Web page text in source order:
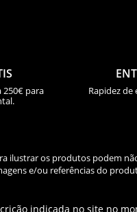
250€ para
Rapidez
ilustrar os produtos podem
e/ou referências do
indicada no site no